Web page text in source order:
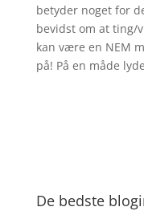
betyder noget for
bevidst om at ting/
kan være en NEM
på! På en måde
De bedste